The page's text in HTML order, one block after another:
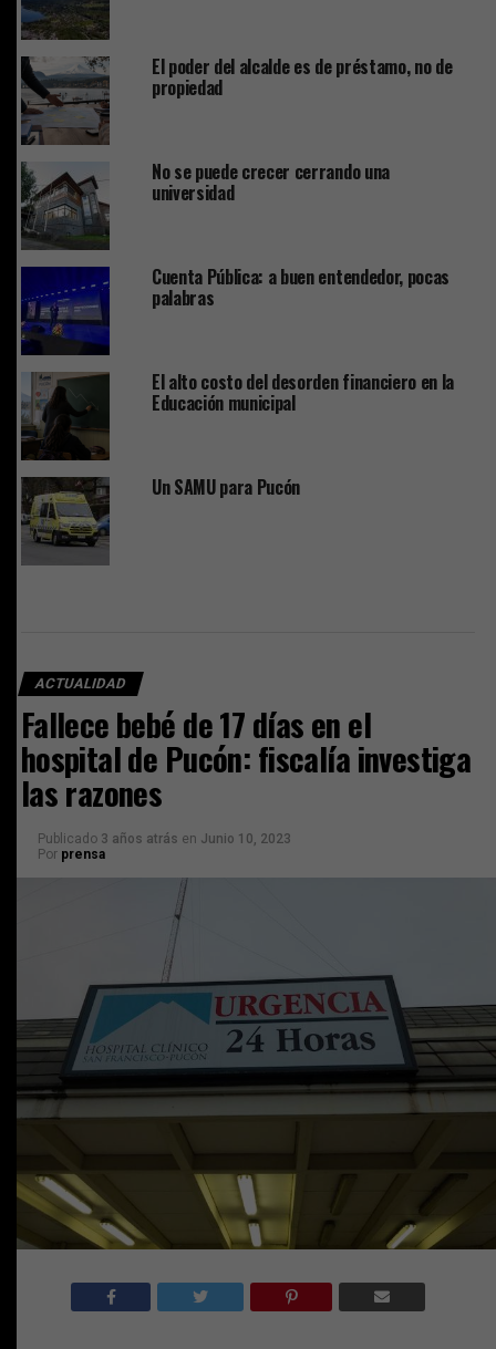
El poder del alcalde es de préstamo, no de
propiedad
No se puede crecer cerrando una
universidad
Cuenta Pública: a buen entendedor, pocas
palabras
El alto costo del desorden financiero en la
Educación municipal
Un SAMU para Pucón
ACTUALIDAD
Fallece bebé de 17 días en el
hospital de Pucón: fiscalía investiga
las razones
Publicado 3 años atrás en Junio 10, 2023
Por prensa